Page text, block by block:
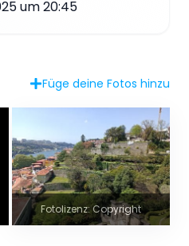
um 20:45
Füge deine Fotos hinzu
Fotolizenz: Copyright